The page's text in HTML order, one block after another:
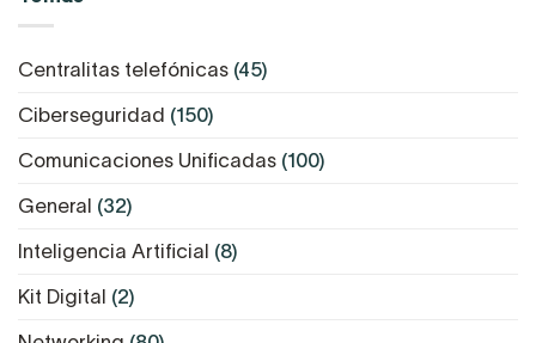
Centralitas telefónicas (45)
Ciberseguridad (150)
Comunicaciones Unificadas (100)
General (32)
Inteligencia Artificial (8)
Kit Digital (2)